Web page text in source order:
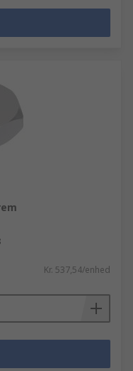
Kr. 537,54/enhed